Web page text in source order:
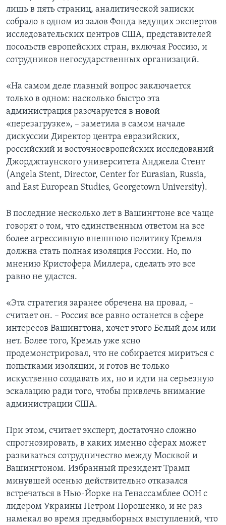
лишь в пять страниц, аналитической записки
собрало в одном из залов Фонда ведущих экспертов
исследовательских центров США, представителей
посольств европейских стран, включая Россию, и
сотрудников негосударственных организаций.
«На самом деле главный вопрос заключается
только в одном: насколько быстро эта
администрация разочаруется в новой
«перезагрузке», – заметила в самом начале
дискуссии Директор центра евразийских,
российский и восточноевропейских исследований
Джорджтаунcкого университета Анджела Стент
(Angela Stent, Director, Center for Eurasian, Russia,
and East European Studies, Georgetown University).
В последние несколько лет в Вашингтоне все чаще
говорят о том, что единственным ответом на все
более агрессивную внешнюю политику Кремля
должна стать полная изоляция России. Но, по
мнению Кристофера Миллера, сделать это все
равно не удастся.
«Эта стратегия заранее обречена на провал, –
считает он. – Россия все равно останется в сфере
интересов Вашингтона, хочет этого Белый дом или
нет. Более того, Кремль уже ясно
продемонстрировал, что не собирается мириться с
попытками изоляции, и готов не только
искуственно создавать их, но и идти на серьезную
эскалацию ради того, чтобы привлечь внимание
администрации США.
При этом, считает эксперт, достаточно сложно
спрогнозировать, в каких именно сферах может
развиваться сотрудничество между Москвой и
Вашингтоном. Избранный президент Трамп
минувшей осенью действительно отказался
встречаться в Нью-Йорке на Генассамблее ООН с
лидером Украины Петром Порошенко, и не раз
намекал во время предвыборных выступлений, что